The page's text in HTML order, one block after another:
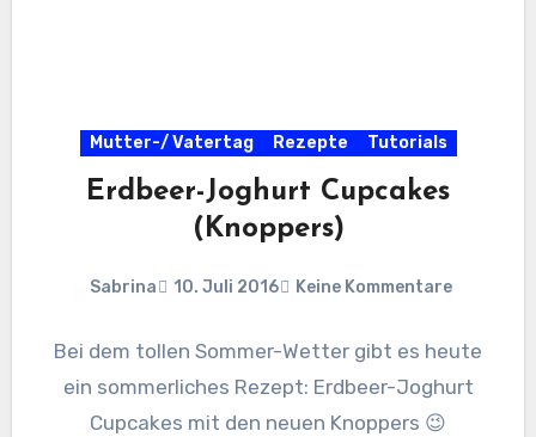
Mutter-/ Vatertag Rezepte Tutorials
Erdbeer-Joghurt Cupcakes
(Knoppers)
Sabrina 10. Juli 2016 Keine Kommentare
Bei dem tollen Sommer-Wetter gibt es heute
ein sommerliches Rezept: Erdbeer-Joghurt
Cupcakes mit den neuen Knoppers 😉